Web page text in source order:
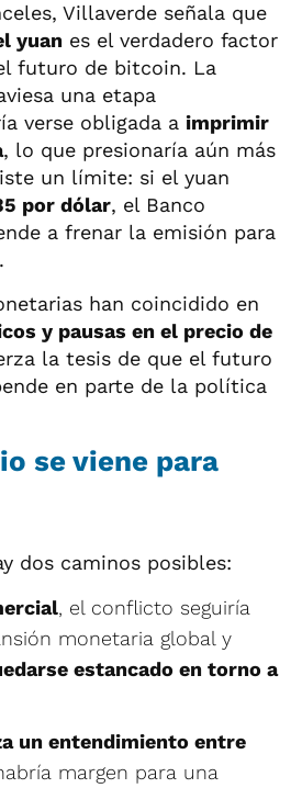
Villaverde señala que
yuan es el verdadero factor
futuro de bitcoin. La
una etapa
verse obligada a imprimir
, lo que presionaría aún más
un límite: si el yuan
por dólar, el Banco
a frenar la emisión para
han coincidido en
y pausas en el precio de
la tesis de que el futuro
en parte de la política
se viene para
dos caminos posibles:
, el conflicto seguiría
monetaria global y
estancado en torno a
un entendimiento entre
margen para una